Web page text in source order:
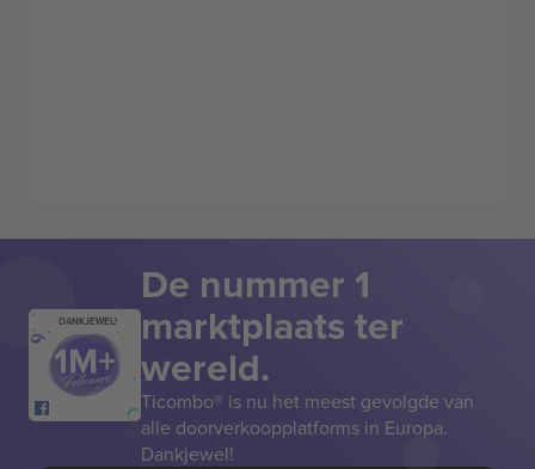
DANKJEWEL!
De nummer 1
marktplaats ter
wereld.
Ticombo® is nu het meest gevolgde van
alle doorverkoopplatforms in Europa.
Dankjewel!